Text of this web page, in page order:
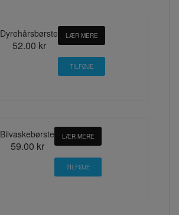
Dyrehårsbørste
52.00 kr
LÆR MERE
Bilvaskebørste
59.00 kr
LÆR MERE